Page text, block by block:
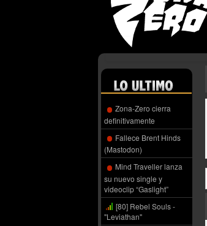
Zona-Zero cierra
definitivamente
Fallece Brent Hinds
(Mastodon)
Mind Traveller lanza
su nuevo single y
videoclip “Gaslight”
[80] Rebel Souls -
"Leviathan"